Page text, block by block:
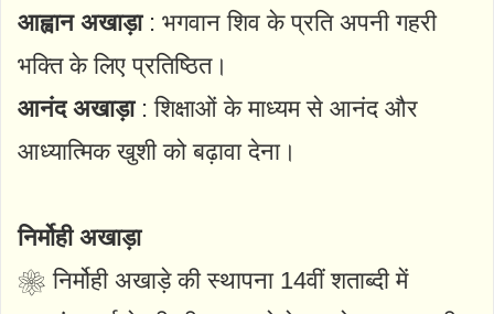
आह्वान अखाड़ा : भगवान शिव के प्रति अपनी गहरी
भक्ति के लिए प्रतिष्ठित।
आनंद अखाड़ा : शिक्षाओं के माध्यम से आनंद और
आध्यात्मिक खुशी को बढ़ावा देना।
निर्मोही अखाड़ा
❀ निर्मोही अखाड़े की स्थापना 14वीं शताब्दी में